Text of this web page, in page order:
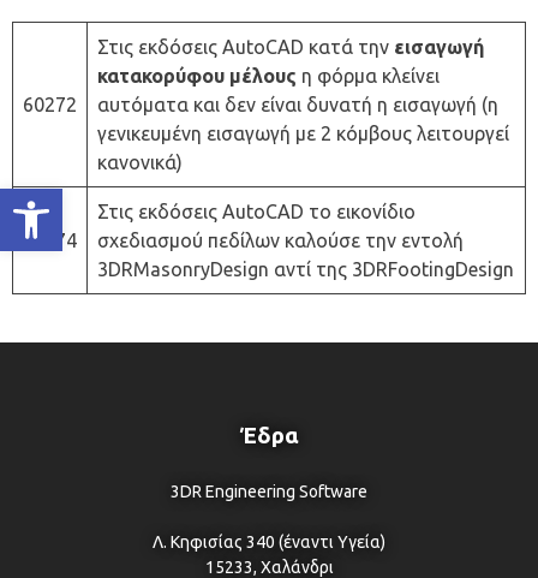
Ανοίξτε τη γραμμή εργαλείων
60272
Στις εκδόσεις AutoCAD κατά την εισαγωγή
κατακορύφου μέλους η φόρμα κλείνει
αυτόματα και δεν είναι δυνατή η εισαγωγή (η
γενικευμένη εισαγωγή με 2 κόμβους λειτουργεί
κανονικά)
60274
Στις εκδόσεις AutoCAD το εικονίδιο
σχεδιασμού πεδίλων καλούσε την εντολή
3DRMasonryDesign αντί της 3DRFootingDesign
Έδρα
3DR Engineering Software
Λ. Κηφισίας 340 (έναντι Υγεία)
15233, Χαλάνδρι